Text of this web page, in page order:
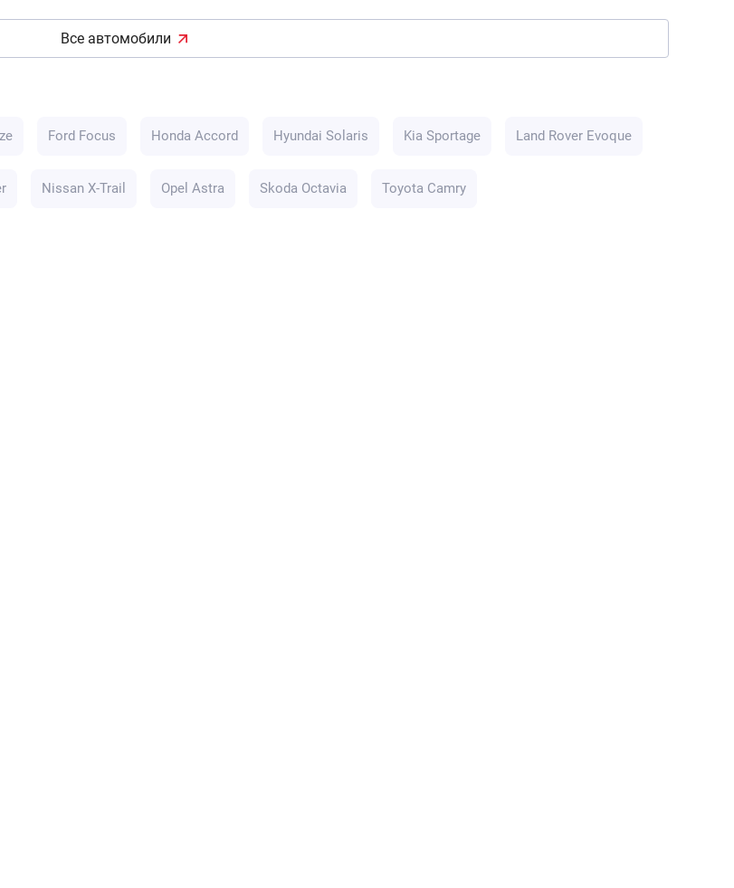
Все автомобили
Ford Focus Honda Accord Hyundai Solaris Kia Sportage Land Rover Evoque
Nissan X-Trail Opel Astra Skoda Octavia Toyota Camry